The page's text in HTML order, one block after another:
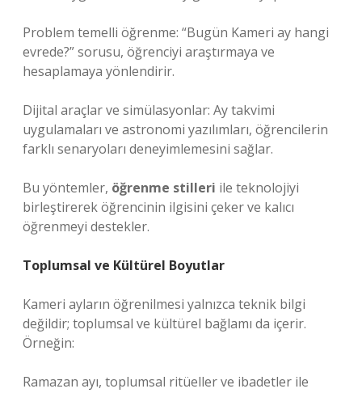
Problem temelli öğrenme: “Bugün Kameri ay hangi
evrede?” sorusu, öğrenciyi araştırmaya ve
hesaplamaya yönlendirir.
Dijital araçlar ve simülasyonlar: Ay takvimi
uygulamaları ve astronomi yazılımları, öğrencilerin
farklı senaryoları deneyimlemesini sağlar.
Bu yöntemler, öğrenme stilleri ile teknolojiyi
birleştirerek öğrencinin ilgisini çeker ve kalıcı
öğrenmeyi destekler.
Toplumsal ve Kültürel Boyutlar
Kameri ayların öğrenilmesi yalnızca teknik bilgi
değildir; toplumsal ve kültürel bağlamı da içerir.
Örneğin:
Ramazan ayı, toplumsal ritüeller ve ibadetler ile